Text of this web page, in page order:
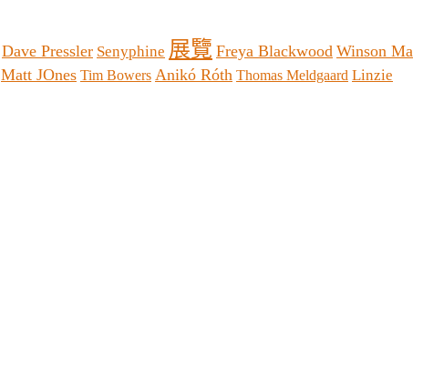
Dave Pressler Senyphine 展覽 Freya Blackwood Winson Ma
Matt JOnes Tim Bowers Anikó Róth Thomas Meldgaard Linzie